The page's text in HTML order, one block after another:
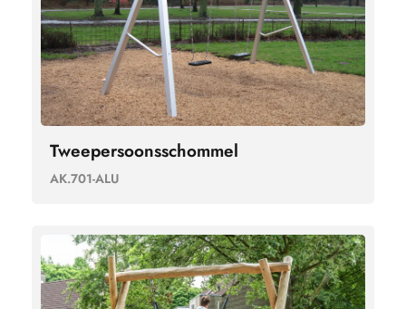
Tweepersoonsschommel
AK.701-ALU